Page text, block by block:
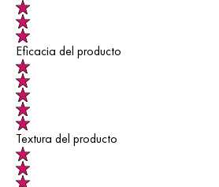
Eficacia del producto
Textura del producto